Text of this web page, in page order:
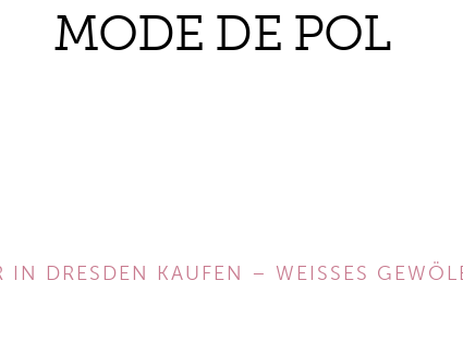
MODE DE POL
IN DRESDEN KAUFEN – WEISSES